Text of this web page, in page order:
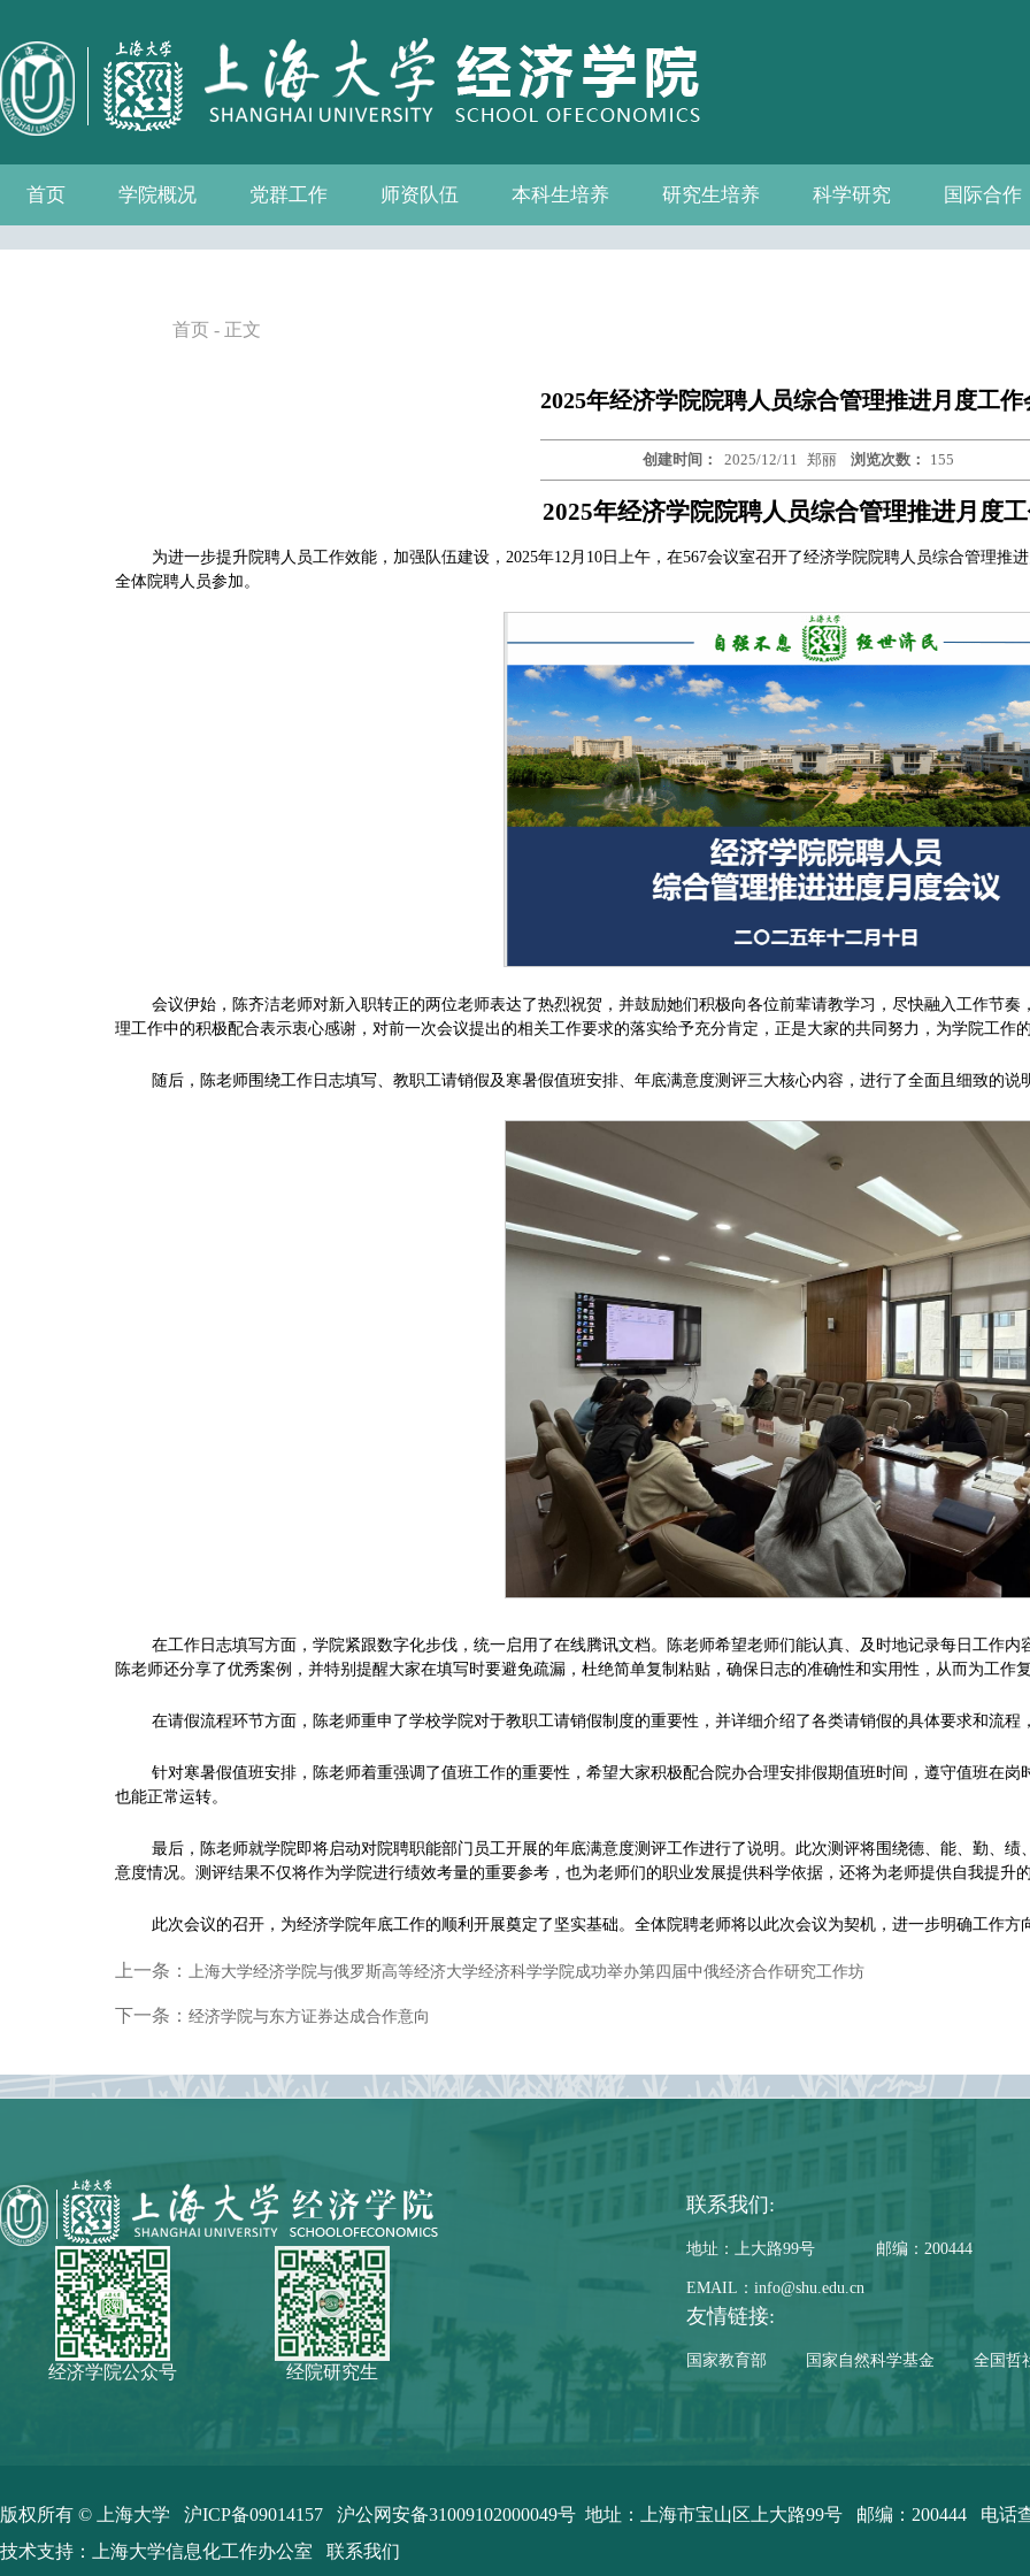
首页 学院概况
学院介绍 学院简介
发展历程
历任院长
现任领导
组织机构
学院愿景
党群工作
党务公开
党的建设
群众团体 工会
青联会
妇委会
退管会
学院制度
师资队伍
教师名录 系—中心名录
教授
人事专栏
招聘信息
博士后流动站
本科生培养
教务通知
教学管理
相关下载
教学成果
研究生培养
教务通知
培养方案
相关下载
科学研究
科研通知
科研新闻
学术活动
国际合作
国际交流
合作机构
联系我们
首页 - 正文
2025年经济学院院聘人员综合管理推进月度工作
创建时间： 2025/12/11 郑丽 浏览次数： 155
2025年经济学院院聘人员综合管理推进月度
为进一步提升院聘人员工作效能，加强队伍建设，2025年12月10 日上午 ， 在567会议室召开了经济学院院聘人员综合管理推
全体院聘人员参加。
会议伊始，陈齐洁老师对新入职转正的两位老师表达了热烈祝贺，并鼓励她们积极向各位前辈请教学习，尽快融入工作节
理工作中的积极配合表示衷心感谢，对前一次会议提出的相关工作要求的落实给予充分肯定，正是大家的共同努力，为学院工作
随后，陈老师围绕工作日志填写、教职工请销假及寒暑假值班安排、年底满意度测评三大核心内容，进行了全面且细致的说
在工作日志填写方面，学院紧跟数字化步伐，统一启用了在线腾讯文档。陈老师希望老师们能认真、及时地记录每日工作
陈老师还分享了优秀案例，并特别提醒大家在填写时要避免疏漏，杜绝简单复制粘贴，确保日志的准确性和实用性，从而为工作
在请假流程环节方面，陈老师重申了学校学院对于教职工请销假制度的重要性，并详细介绍了各类请销假的具体要求和流
针对寒暑假值班安排，陈老师着重强调了值班工作的重要性， 希望大家积极配合院办合理安排假期值班时间，遵守值班在岗
也能正常运转。
最后，陈老师就学院即将启动对院聘职能部门员工开展的年底满意度测评工作进行了说明。此次测评将围绕德、能、勤、
意度情况。测评结果不仅将作为学院进行绩效考量的重要参考， 也为老师们 的职业发展提供科学依据，还将为老师提供自我提升
此次会议的召开，为经济学院年底工作的顺利开展奠定了坚实基础。全体院聘老师将以此次会议为契机，进一步明确工作
上一条： 上海大学经济学院与俄罗斯高等经济大学经济科学学院成功举办第四届中俄经济合作研究工作坊
下一条： 经济学院与东方证券达成合作意向
经济学院公众号 经院研究生
联系我们:
地址：上大路99号 邮编：200444
EMAIL：info@shu.edu.cn
友情链接:
国家教育部 国家自然科学基金 全国哲
版权所有 © 上海大学 沪ICP备09014157 沪公网安备31009102000049号 地址：上海市宝山区上大路99号 邮编：200444 电话
技术支持：
上海大学信息化工作办公室 联系我们